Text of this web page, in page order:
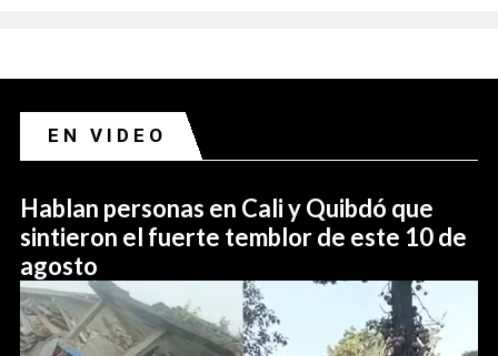
EN VIDEO
Hablan personas en Cali y Quibdó que
sintieron el fuerte temblor de este 10 de
agosto